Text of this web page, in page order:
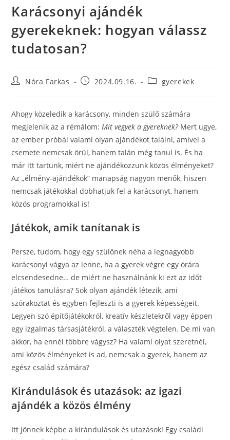
Karácsonyi ajándék
gyerekeknek: hogyan válassz
tudatosan?
Nóra Farkas 2024.09.16. gyerekek
Ahogy közeledik a karácsony, minden szülő számára
megjelenik az a rémálom:Mit vegyek a gyereknek?Mert ugye,
az ember próbál valami olyan ajándékot találni, amivel a
csemete nemcsak örül, hanem talán még tanul is. És ha
már itt tartunk, miért ne ajándékozzunk közös élményeket?
Az „élmény-ajándékok” manapság nagyon menők, hiszen
nemcsak játékokkal dobhatjuk fel a karácsonyt, hanem
közös programokkal is!
Játékok, amik tanítanak is
Persze, tudom, hogy egy szülőnek néha a legnagyobb
karácsonyi vágya az lenne, ha a gyerek végre egy órára
elcsendesedne… de miért ne használnánk ki ezt az időt
játékos tanulásra? Sok olyan ajándék létezik, ami
szórakoztat és egyben fejleszti is a gyerek képességeit.
Legyen szó építőjátékokról, kreatív készletekről vagy éppen
egy izgalmas társasjátékról, a választék végtelen. De mi van
akkor, ha ennél többre vágysz? Ha valami olyat szeretnél,
ami közös élményeket is ad, nemcsak a gyerek, hanem az
egész család számára?
Kirándulások és utazások: az igazi
ajándék a közös élmény
Itt jönnek képbe a kirándulások és utazások! Egy családi